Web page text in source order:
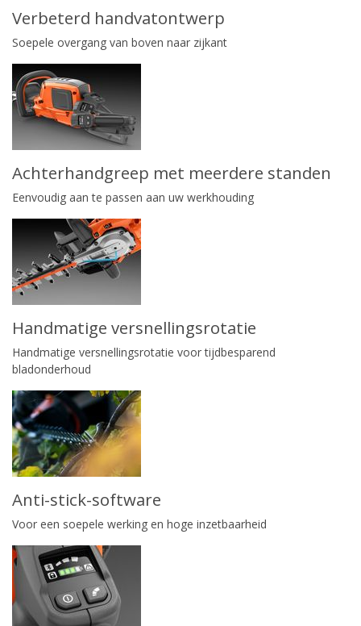
Verbeterd handvatontwerp
Soepele overgang van boven naar zijkant
Achterhandgreep met meerdere standen
Eenvoudig aan te passen aan uw werkhouding
Handmatige versnellingsrotatie
Handmatige versnellingsrotatie voor tijdbesparend
bladonderhoud
Anti-stick-software
Voor een soepele werking en hoge inzetbaarheid